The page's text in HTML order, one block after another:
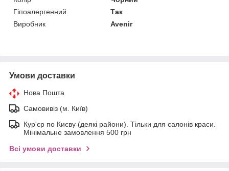
Гіпоалергенний
Так
Виробник
Avenir
Умови доставки
Нова Пошта
Самовивіз (м. Київ)
Кур'єр по Києву (деякі райони). Тільки для салонів краси.
Мінімальне замовлення 500 грн
Всі умови доставки